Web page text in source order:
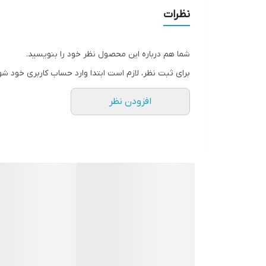
نظرات
شما هم درباره این محصول نظر خود را بنویسید.
برای ثبت نظر، لازم است ابتدا وارد حساب کاربری خود
افزودن نظر